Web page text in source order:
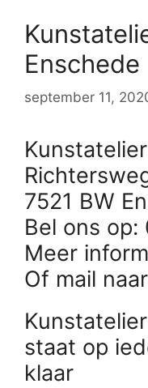
Enschede
september 11,
7521 BW
Bel ons
Meer
Of mail
staat op
klaar